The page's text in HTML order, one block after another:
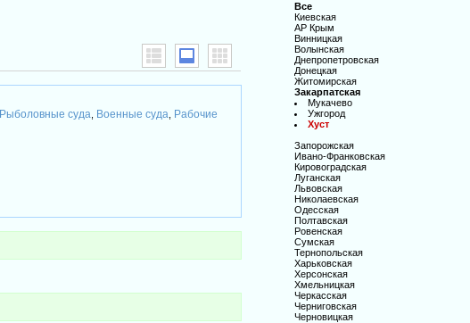
Рыболовные суда Военные суда Рабочие
Все
Киевская
АР Крым
Винницкая
Волынская
Днепропетровская
Донецкая
Житомирская
Закарпатская
Мукачево
Ужгород
Хуст
Запорожская
Ивано-Франковская
Кировоградская
Луганская
Львовская
Николаевская
Одесская
Полтавская
Ровенская
Сумская
Тернопольская
Харьковская
Херсонская
Хмельницкая
Черкасская
Черниговская
Черновицкая